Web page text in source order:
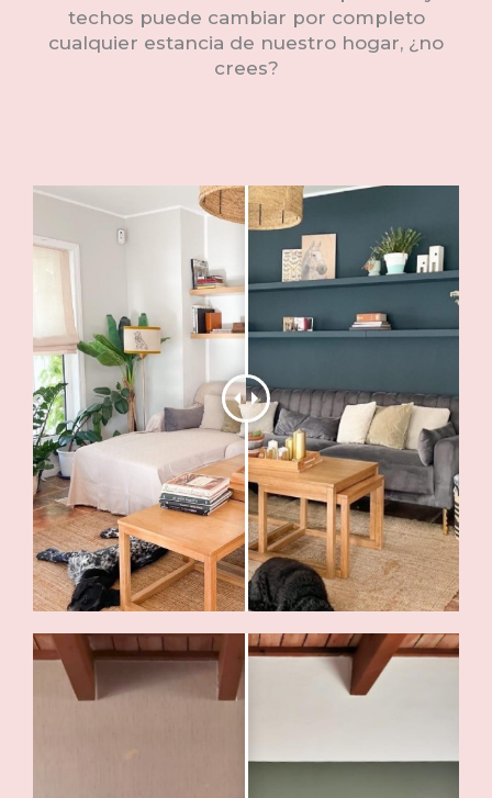
techos puede cambiar por completo
cualquier estancia de nuestro hogar, ¿no
crees?